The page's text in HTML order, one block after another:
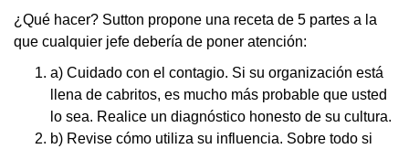
¿Qué hacer? Sutton propone una receta de 5 partes a la
que cualquier jefe debería de poner atención:
a) Cuidado con el contagio. Si su organización está
llena de cabritos, es mucho más probable que usted
lo sea. Realice un diagnóstico honesto de su cultura.
b) Revise cómo utiliza su influencia. Sobre todo si